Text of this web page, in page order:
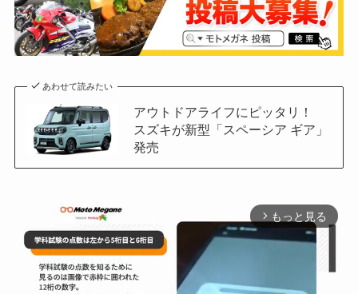
あわせて読みたい
アウトドアライフにピッタリ！
スズキが新型「スペーシア ギア」
発売
arrow_forward_ios もっと見る